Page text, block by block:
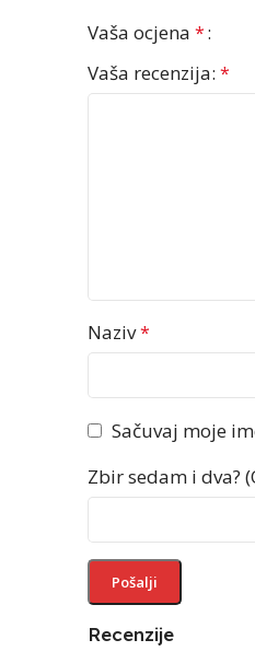
Recenzije
Vaša ocjena *
Vaša recenzija: *
Naziv*
Sačuvaj moje
Zbir sedam i dva?